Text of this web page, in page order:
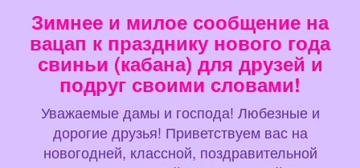
Зимнее и милое сообщение на
вацап к празднику нового года
свиньи (кабана) для друзей и
подруг своими словами!
Уважаемые дамы и господа! Любезные и
дорогие друзья! Приветствуем вас на
новогодней, классной, поздравительной